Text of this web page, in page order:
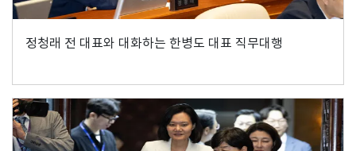
정청래 전 대표와 대화하는 한병도 대표 직무대행